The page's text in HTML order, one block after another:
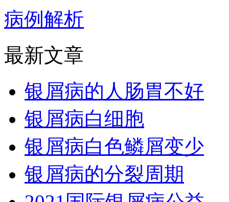
病例解析
最新文章
银屑病的人肠胃不好
银屑病白细胞
银屑病白色鳞屑变少
银屑病的分裂周期